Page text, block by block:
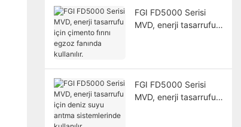
FGI FD5000 Serisi
MVD, enerji tasarrufu
FGI FD5000 Serisi
MVD, enerji tasarrufu